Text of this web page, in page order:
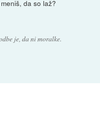
da so laž?
je, da ni moralke.